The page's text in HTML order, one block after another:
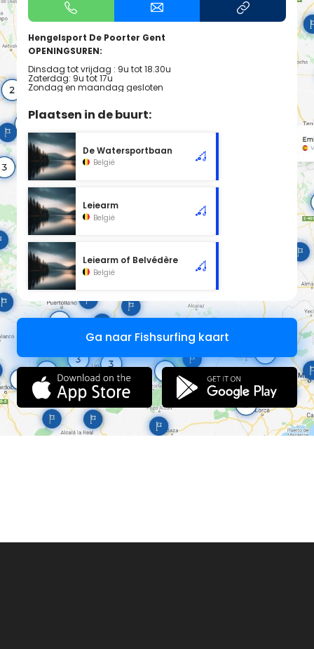
Hengelsport De Poorter Gent
OPENINGSUREN:
Dinsdag tot vrijdag : 9u tot 18.30u
Zaterdag: 9u tot 17u
Zondag en maandag gesloten
Plaatsen in de buurt:
De Watersportbaan
België
Leiearm
België
Leiearm of Belvédère
België
Ga naar Fishsurfing kaart